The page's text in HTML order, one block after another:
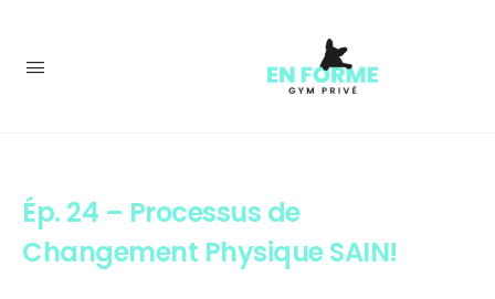
Ép. 24 – Processus de
Changement Physique SAIN!